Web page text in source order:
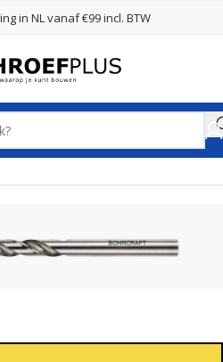
in NL vanaf €99 incl. BTW